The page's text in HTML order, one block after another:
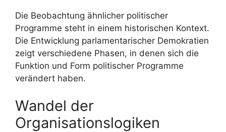
Die Beobachtung ähnlicher politischer
Programme steht in einem historischen Kontext.
Die Entwicklung parlamentarischer Demokratien
zeigt verschiedene Phasen, in denen sich die
Funktion und Form politischer Programme
verändert haben.
Wandel der
Organisationslogiken